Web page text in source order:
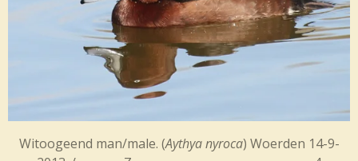
Witoogeend man/male. (Aythya nyroca) Woerden 14-9-